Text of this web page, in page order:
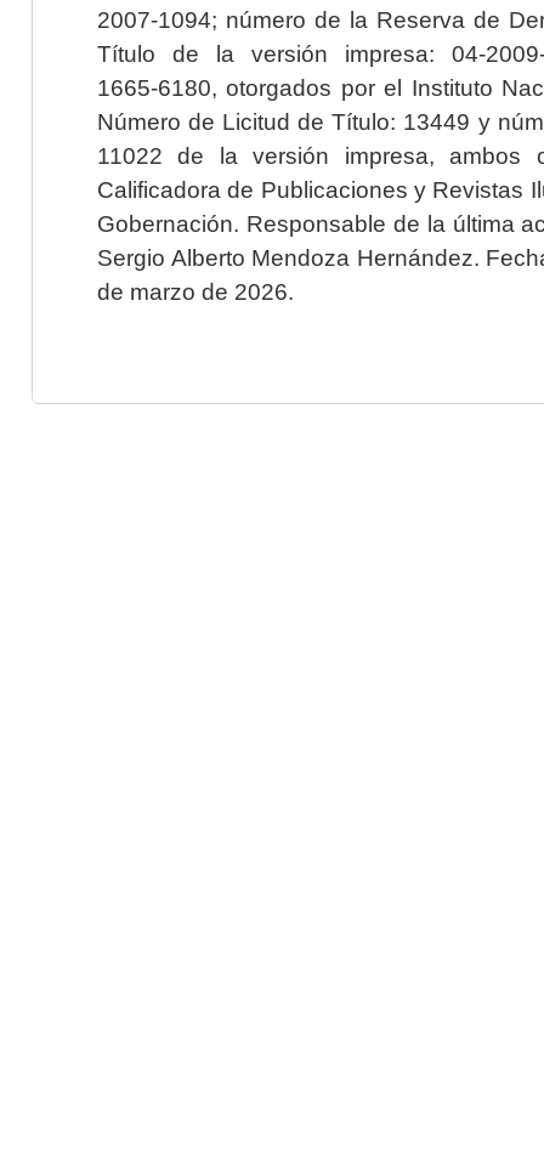
2007-1094; número de la Reserva de
Título de la versión impresa: 04-2009-
1665-6180, otorgados por el Instituto
Número de Licitud de Título: 13449 y
11022 de la versión impresa, ambos
Calificadora de Publicaciones y Revistas
Gobernación. Responsable de la última
Sergio Alberto Mendoza Hernández.
de marzo de 2026.